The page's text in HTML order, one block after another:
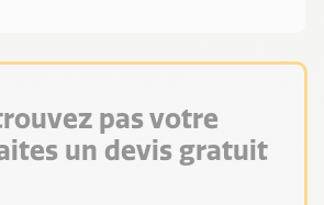
pas votre
un devis gratuit